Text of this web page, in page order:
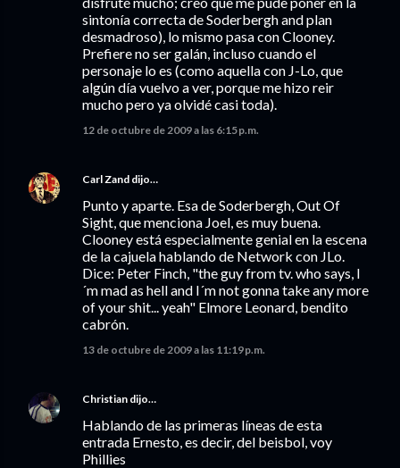
sintonía correcta de Soderbergh and plan
desmadroso), lo mismo pasa con Clooney.
Prefiere no ser galán, incluso cuando el
personaje lo es (como aquella con J-Lo, que
algún día vuelvo a ver, porque me hizo reir
mucho pero ya olvidé casi toda).
12 de octubre de 2009 a las 6:15 p.m.
Carl Zand dijo…
Punto y aparte. Esa de Soderbergh, Out Of
Sight, que menciona Joel, es muy buena.
Clooney está especialmente genial en la escena
de la cajuela hablando de Network con JLo.
Dice: Peter Finch, "the guy from tv. who says, I
´m mad as hell and I´m not gonna take any more
of your shit... yeah" Elmore Leonard, bendito
cabrón.
13 de octubre de 2009 a las 11:19 p.m.
Christian dijo…
Hablando de las primeras líneas de esta
entrada Ernesto, es decir, del beisbol, voy
Phillies